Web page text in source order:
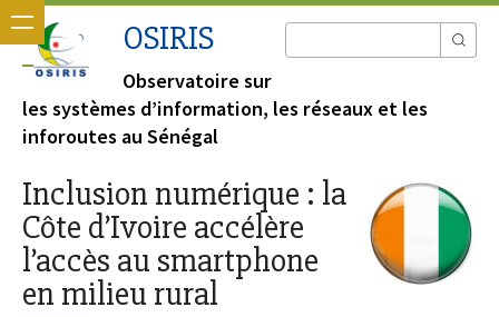
OSIRIS
Observatoire sur
les systèmes d’information, les réseaux et les
inforoutes au Sénégal
Inclusion numérique : la
Côte d’Ivoire accélère
l’accès au smartphone
en milieu rural